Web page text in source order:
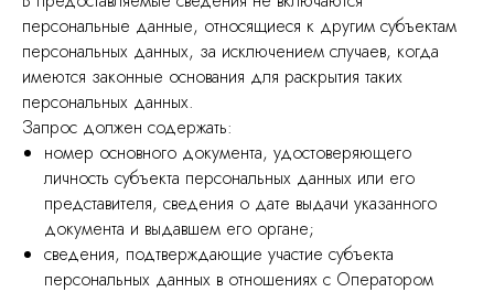
персональные данные, относящиеся к другим субъектам
персональных данных, за исключением случаев, когда
имеются законные основания для раскрытия таких
персональных данных.
Запрос должен содержать:
номер основного документа, удостоверяющего
личность субъекта персональных данных или его
представителя, сведения о дате выдачи указанного
документа и выдавшем его органе;
сведения, подтверждающие участие субъекта
персональных данных в отношениях с Оператором